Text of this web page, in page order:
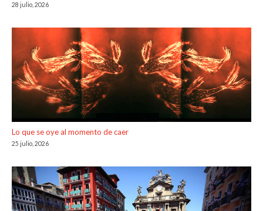
28 julio, 2026
Lo que se oye al momento de caer
25 julio, 2026